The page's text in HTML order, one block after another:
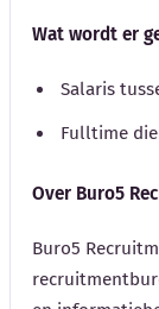
Wat wordt er
Salaris
Fulltime
Over Buro5
Buro5